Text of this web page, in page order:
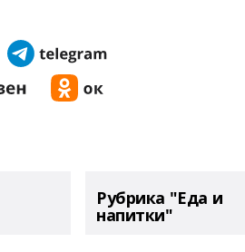
Рубрика "Еда и
напитки"